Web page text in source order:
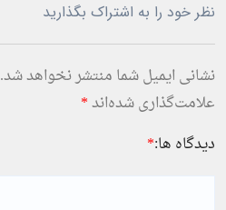
نظر خود را به اشتراک بگذارید
نشانی ایمیل شما منتشر نخواهد شد.
علامت‌گذاری شده‌اند*
دیدگاه ها:*